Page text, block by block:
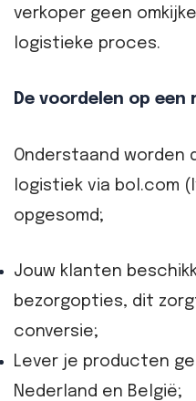
verkoper geen
logistieke proces.
De voordelen op een
Onderstaand worden
logistiek via bol.com
opgesomd;
Jouw klanten
bezorgopties, dit
conversie;
Lever je producten
Nederland en België;